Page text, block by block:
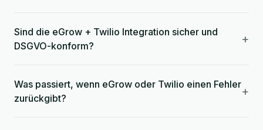
Sind die eGrow + Twilio Integration sicher und
DSGVO-konform?
+
Was passiert, wenn eGrow oder Twilio einen Fehler
zurückgibt?
+